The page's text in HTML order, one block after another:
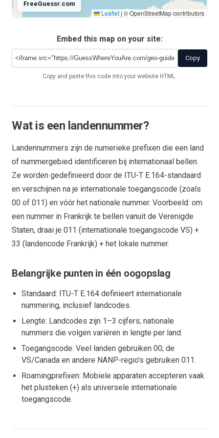
Antarctica
+672
Leaflet | © OpenStreetMap contributors
FreeGuessr.com
Embed this map on your site:
Copy
Copy and paste this code into your website HTML.
Wat is een landennummer?
Landennummers zijn de numerieke prefixen die een land
of nummergebied identificeren bij internationaal bellen.
Ze worden gedefinieerd door de ITU-T E.164-standaard
en verschijnen na je internationale toegangscode (zoals
00 of 011) en vóór het nationale nummer. Voorbeeld: om
een nummer in Frankrijk te bellen vanuit de Verenigde
Staten, draai je 011 (internationale toegangscode VS) +
33 (landencode Frankrijk) + het lokale nummer.
Belangrijke punten in één oogopslag
Standaard: ITU-T E.164 definieert internationale
nummering, inclusief landcodes.
Lengte: Landcodes zijn 1–3 cijfers; nationale
nummers die volgen variëren in lengte per land.
Toegangscode: Veel landen gebruiken 00; de
VS/Canada en andere NANP-regio's gebruiken 011.
Roamingprefixen: Mobiele apparaten accepteren vaak
het plusteken (+) als universele internationale
toegangscode.